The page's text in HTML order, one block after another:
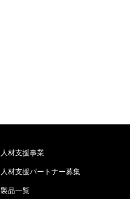
人材支援事業
人材支援パートナー募集
製品一覧